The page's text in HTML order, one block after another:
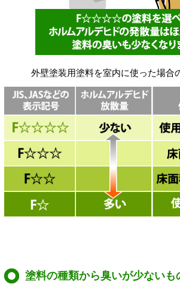
外壁塗装用塗料を室内に使った場合
塗料の種類から臭いが少ないも